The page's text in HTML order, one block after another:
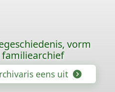
vorm
eens uit